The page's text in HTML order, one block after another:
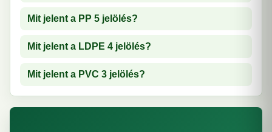
Mit jelent a PP 5 jelölés?
Mit jelent a LDPE 4 jelölés?
Mit jelent a PVC 3 jelölés?